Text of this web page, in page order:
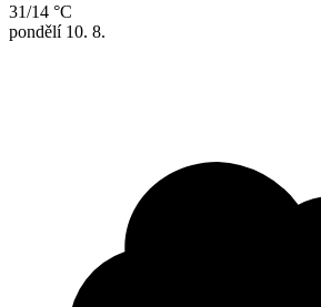
31/14 °C
pondělí 10. 8.